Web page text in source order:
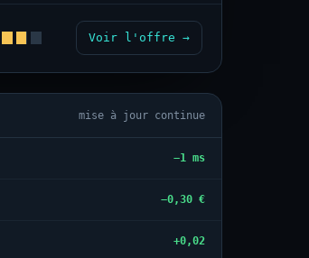
Voir l'offre →
mise à jour continue
−1 ms
−0,30 €
+0,02